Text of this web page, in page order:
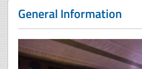
General Information